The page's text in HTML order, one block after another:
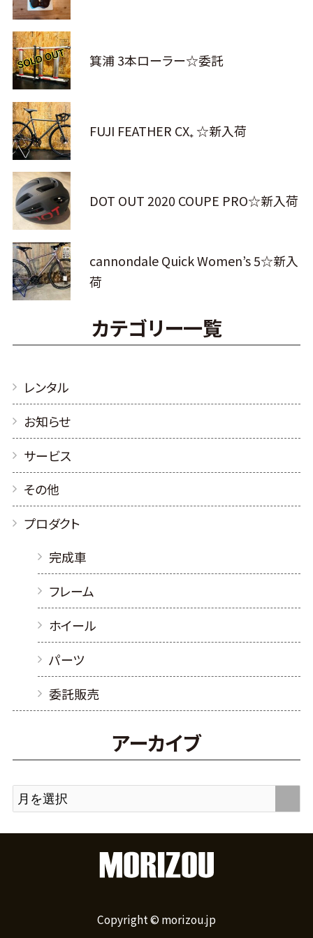
箕浦 3本ローラー☆委託
FUJI FEATHER CX₊ ☆新入荷
DOT OUT 2020 COUPE PRO☆新入荷
cannondale Quick Women’s 5☆新入
荷
カテゴリー一覧
レンタル
お知らせ
サービス
その他
プロダクト
完成車
フレーム
ホイール
パーツ
委託販売
アーカイブ
Copyright © morizou.jp